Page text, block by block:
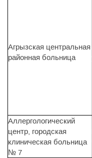
Агрызская центральная
районная больница
Аллергологический
центр, городская
клиническая больница
№ 7